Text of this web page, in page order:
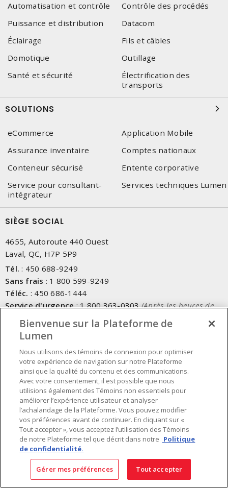
Automatisation et contrôle
Contrôle des procédés
Puissance et distribution
Datacom
Éclairage
Fils et câbles
Domotique
Outillage
Santé et sécurité
Électrification des
transports
SOLUTIONS
eCommerce
Application Mobile
Assurance inventaire
Comptes nationaux
Conteneur sécurisé
Entente corporative
Service pour consultant-
intégrateur
Services techniques Lumen
SIÈGE SOCIAL
4655, Autoroute 440 Ouest
Laval, QC, H7P 5P9
Tél. : 450 688-9249
Sans frais : 1 800 599-9249
Téléc. : 450 686-1444
Service d'urgence:1 800 363-0303 (Après les heures de
bureau - 17h00 et 7h00, Frais applicables)
Fait au Canada avec des composants canadiens et importés
INSCRIVEZ-VOUS À L'INFOLETTRE
Obtenez des informations à jour sur les offres de Lumen
Bienvenue sur la Plateforme de
Lumen
Nous utilisons des témoins de connexion pour optimiser
votre expérience de navigation sur notre Plateforme
ainsi que la qualité du contenu et des communications.
Avec votre consentement, il est possible que nous
utilisions également des Témoins non essentiels pour
améliorer l’expérience utilisateur et analyser
l’achalandage de la Plateforme. Vous pouvez modifier
vos préférences avant de continuer. En cliquant sur «
Tout accepter », vous acceptez l’utilisation des Témoins
de notre Plateforme tel que décrit dans notre Politique
de confidentialité.
Gérer mes préférences Tout accepter